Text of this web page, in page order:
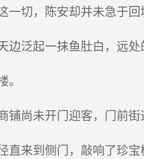
切，陈安却并未急于
泛起一抹鱼肚白，远处
铺尚未开门迎客，门前街
直来到侧门，敲响了珍宝